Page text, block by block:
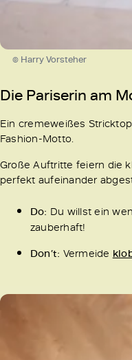
© Harry Vorsteher
Die Pariserin am
Ein cremeweißes
Fashion-Motto.
Große Auftritte feiern die
perfekt aufeinander
Do: Du willst ein
zauberhaft!
Don’t: Vermeide